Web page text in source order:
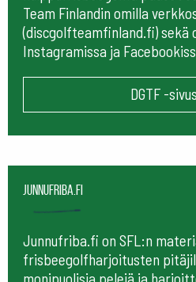
Team Finlandin omilla
(discgolfteamfinland.fi) sekä
Instagramissa ja
DGTF -
Junnufriba.fi
Junnufriba.fi on SFL:n
frisbeegolfharjoitusten
monipuolisia pelejä ja